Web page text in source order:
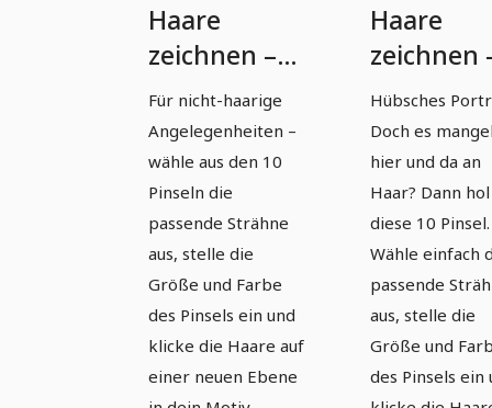
Haare
zeichnen –
10 Pinsel mit
Strähnen
für
Photoshop
und Co
(Version 09)
Für nicht-haarige
Angelegenheiten –
wähle aus den 10
Pinseln die
passende Strähne
aus, stelle die
Größe und Farbe
des Pinsels ein und
klicke die Haare auf
einer neuen Ebene
Haare
zeichnen
10 Pinsel
Strähnen
für
und Co
(Version
Hübsches
Doch es
hier und da an
Haar? Dann
diese 10 Pinsel.
Wähle einfach
passende
aus, stelle die
Größe und
des Pinsels ein